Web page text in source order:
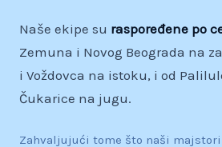
Naše ekipe su raspoređene po
Zemuna i Novog Beograda na
i Voždovca na istoku, i od
Čukarice na jugu.
Zahvaljujući tome što naši majstori